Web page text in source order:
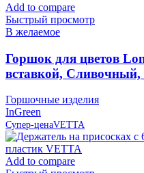
Add to compare
Быстрый просмотр
В желаемое
Горшок для цветов
вставкой, Сливочный,
Горшочные изделия
InGreen
Супер-ценаVETTA
Add to compare